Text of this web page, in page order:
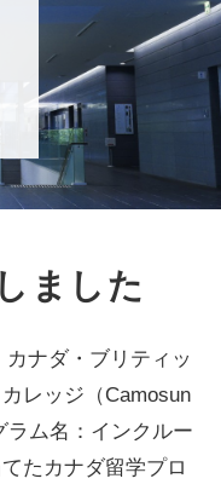
ました
ナダ・ブリティッ
レッジ（Camosun
ラム名：インクルー
たカナダ留学プロ